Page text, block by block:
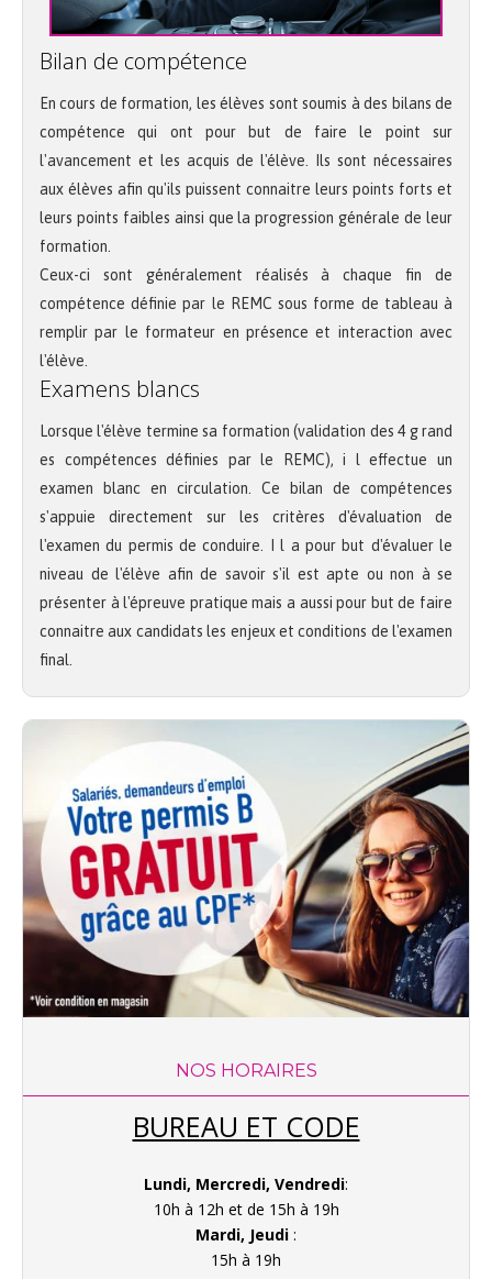
Bilan de compétence
En cours de formation, les élèves sont soumis à des bilans de
compétence qui ont pour but de faire le point sur
l'avancement et les acquis de l'élève. Ils sont nécessaires
aux élèves afin qu'ils puissent connaitre leurs points forts et
leurs points faibles ainsi que la progression générale de leur
formation.
Ceux-ci sont généralement réalisés à chaque fin de
compétence définie par le REMC sous forme de tableau à
remplir par le formateur en présence et interaction avec
l'élève.
Examens blancs
Lorsque l'élève termine sa formation (validation des 4 g rand
es compétences définies par le REMC), i l effectue un
examen blanc en circulation. Ce bilan de compétences
s'appuie directement sur les critères d'évaluation de
l'examen du permis de conduire. I l a pour but d'évaluer le
niveau de l'élève afin de savoir s'il est apte ou non à se
présenter à l'épreuve pratique mais a aussi pour but de faire
connaitre aux candidats les enjeux et conditions de l'examen
final.
NOS HORAIRES
BUREAU ET CODE
Lundi, Mercredi, Vendredi:
10h à 12h et de 15h à 19h
Mardi, Jeudi :
15h à 19h